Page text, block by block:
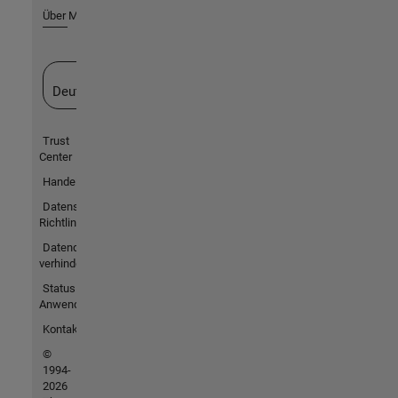
Über MathWorks
Deutschland
Trust
Center
Handelsmarken
Datenschutz-
Richtlinien
Datendiebstahl
verhindern
Status von
Anwendungen
Kontakt
©
1994-
2026